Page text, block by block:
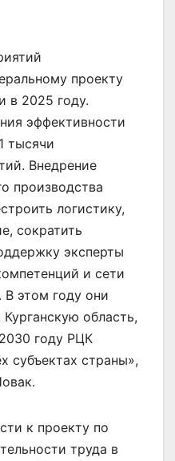
проекту
в 2025 году.
эффективности
тысячи
Внедрение
производства
логистику,
сократить
эксперты
и сети
В этом году они
область,
году РЦК
субъектах страны»,
к проекту по
труда в